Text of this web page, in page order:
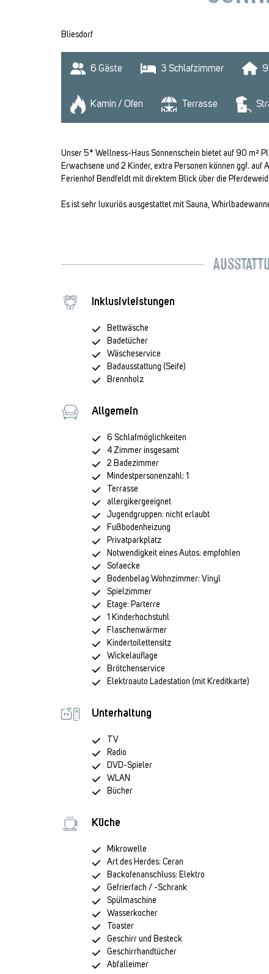
Bliesdorf
6 Gäste 3 Schlafzimmer
Kamin / Ofen Terrasse
Unser 5* Wellness-Haus Sonnenschein bietet auf 90 m²
Erwachsene und 2 Kinder, extra Personen können ggf. auf
Ferienhof Bendfeldt mit direktem Blick über die
Es ist sehr luxuriös ausgestattet mit Sauna,
Inklusivleistungen
Bettwäsche
Badetücher
Wäscheservice
Badausstattung (Seife)
Brennholz
Allgemein
6 Schlafmöglichkeiten
4 Zimmer insgesamt
2 Badezimmer
Mindestpersonenzahl: 1
Terrasse
allergikergeeignet
Jugendgruppen: nicht erlaubt
Fußbodenheizung
Privatparkplatz
Notwendigkeit eines Autos: empfohlen
Sofaecke
Bodenbelag Wohnzimmer: Vinyl
Spielzimmer
Etage: Parterre
1 Kinderhochstuhl
Flaschenwärmer
Kindertoilettensitz
Wickelauflage
Brötchenservice
Elektroauto Ladestation (mit Kreditkarte)
Unterhaltung
TV
Radio
DVD-Spieler
WLAN
Bücher
Küche
Mikrowelle
Art des Herdes: Ceran
Backofenanschluss: Elektro
Gefrierfach / -Schrank
Spülmaschine
Wasserkocher
Toaster
Geschirr und Besteck
Geschirrhandtücher
Abfalleimer